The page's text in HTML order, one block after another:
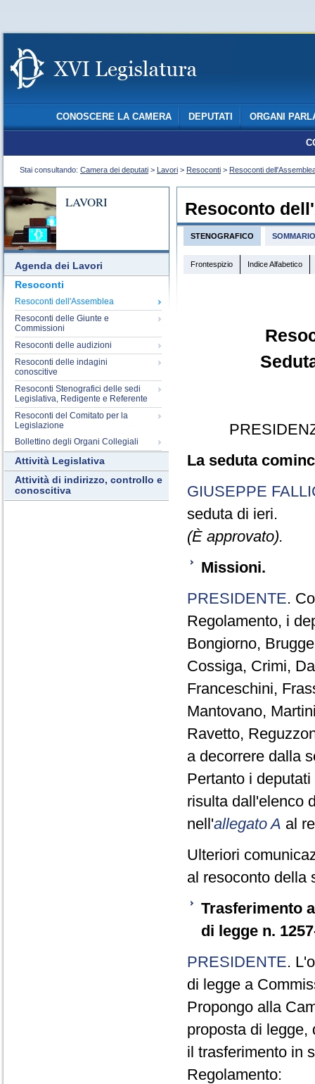
CONOSCERE LA CAMERA DEPUTATI ORGANI
Stai consultando: Camera dei deputati > Lavori > Resoconti > Resoconti
LAVORI
Agenda dei Lavori
Resoconti
Resoconti dell'Assemblea
Resoconti delle Giunte e
Commissioni
Resoconti delle audizioni
Resoconti delle indagini
conoscitive
Resoconti Stenografici delle sedi
Legislativa, Redigente e Referente
Resoconti del Comitato per la
Legislazione
Bollettino degli Organi Collegiali
Attività Legislativa
Attività di indirizzo, controllo e
conoscitiva
Resoconto
STENOGRAFICO SOMMARIO
Frontespizio Indice Alfabetico
La seduta
GIUSEPPE
seduta di ieri.
(È approvato).
Missioni.
PRESIDENTE.
Regolamento, i
Bongiorno,
Cossiga, Crimi,
Franceschini,
Mantovano,
Ravetto,
a decorrere dalla
Pertanto i
risulta dall'elenco
nell'allegato A al
Ulteriori
al resoconto della
Trasferimento
di legge n.
PRESIDENTE.
di legge a
Propongo alla
proposta di legge,
il trasferimento in
Regolamento: